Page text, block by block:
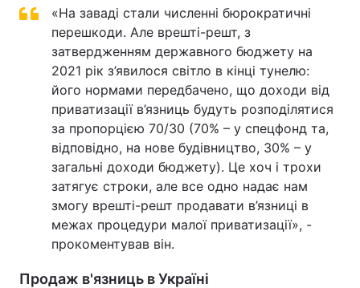
«На заваді стали численні бюрократичні
перешкоди. Але врешті-решт, з
затвердженням державного бюджету на
2021 рік з’явилося світло в кінці тунелю:
його нормами передбачено, що доходи від
приватизації в’язниць будуть розподілятися
за пропорцією 70/30 (70% – у спецфонд та,
відповідно, на нове будівництво, 30% – у
загальні доходи бюджету). Це хоч і трохи
затягує строки, але все одно надає нам
змогу врешті-решт продавати в’язниці в
межах процедури малої приватизації», -
прокоментував він.
Продаж в'язниць в Україні